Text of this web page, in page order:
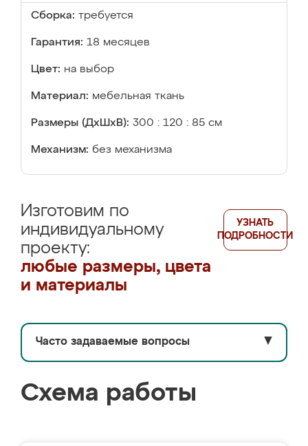
Сборка: требуется
Гарантия: 18 месяцев
Цвет: на выбор
Материал: мебельная ткань
Размеры (ДхШхВ): 300 : 120 : 85 см
Механизм: без механизма
Изготовим по
индивидуальному
проекту:
любые размеры, цвета
и материалы
УЗНАТЬ
ПОДРОБНОСТИ
Часто задаваемые вопросы ▼
Схема работы